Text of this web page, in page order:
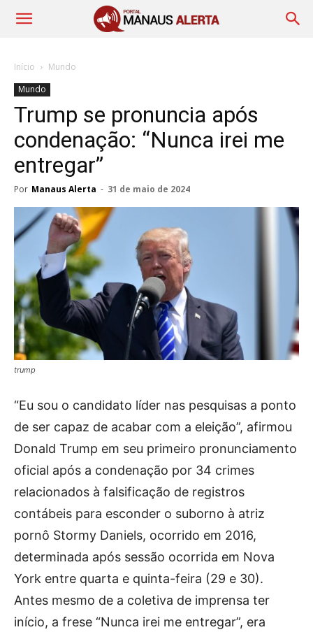
Início
Mundo
Mundo
Trump se pronuncia após
condenação: “Nunca irei me
entregar”
Por Manaus Alerta - 31 de maio de 2024
trump
“Eu sou o candidato líder nas pesquisas a ponto
de ser capaz de acabar com a eleição”, afirmou
Donald Trump em seu primeiro pronunciamento
oficial após a condenação por 34 crimes
relacionados à falsificação de registros
contábeis para esconder o suborno à atriz
pornô Stormy Daniels, ocorrido em 2016,
determinada após sessão ocorrida em Nova
York entre quarta e quinta-feira (29 e 30).
Antes mesmo de a coletiva de imprensa ter
início, a frese “Nunca irei me entregar”, era